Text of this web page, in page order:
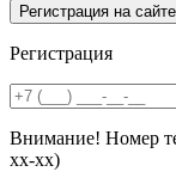
Регистрация
Внимание! Номер
хх-хх)